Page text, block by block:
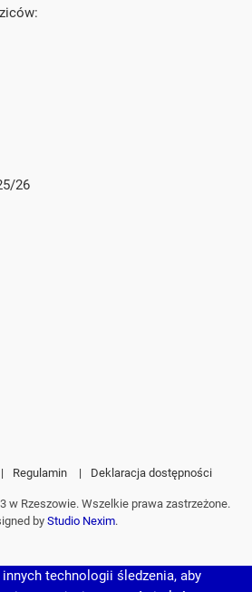
26
| Regulamin | Deklaracja dostępności
w Rzeszowie. Wszelkie prawa zastrzeżone.
byStudio Nexim.
technologii śledzenia, aby